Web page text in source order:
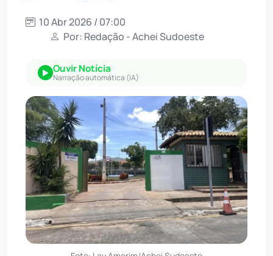
10 Abr 2026 / 07:00
Por: Redação - Achei Sudoeste
Ouvir Notícia
Narração automática (IA)